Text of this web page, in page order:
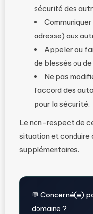
sécurité des
adresse) aux
Appeler ou
de blessés ou
Ne pas
l’accord des
pour la sécurité.
Le non-respect de
situation et conduire
supplémentaires.
💬 Concerné(e)
domaine ?